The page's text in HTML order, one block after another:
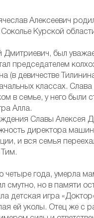
Алексеевич
Соколье Курской
Дмитриевич, был
председателем
(в девичестве
классах. Слава
в семье, у него были
Алла.
Славы Алексея
директора
и вся семья
Тим.
четыре года, умерла
смутно, но в памяти
детская игра
ей уколы. Отец же с